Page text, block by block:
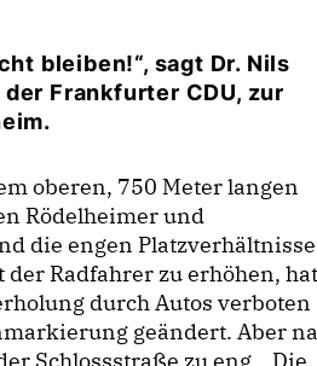
bleiben!“, sagt Dr. Nils
Frankfurter CDU, zur
oberen, 750 Meter langen
Rödelheimer und
die engen
Radfahrer zu erhöhen,
durch Autos verboten
geändert. Aber